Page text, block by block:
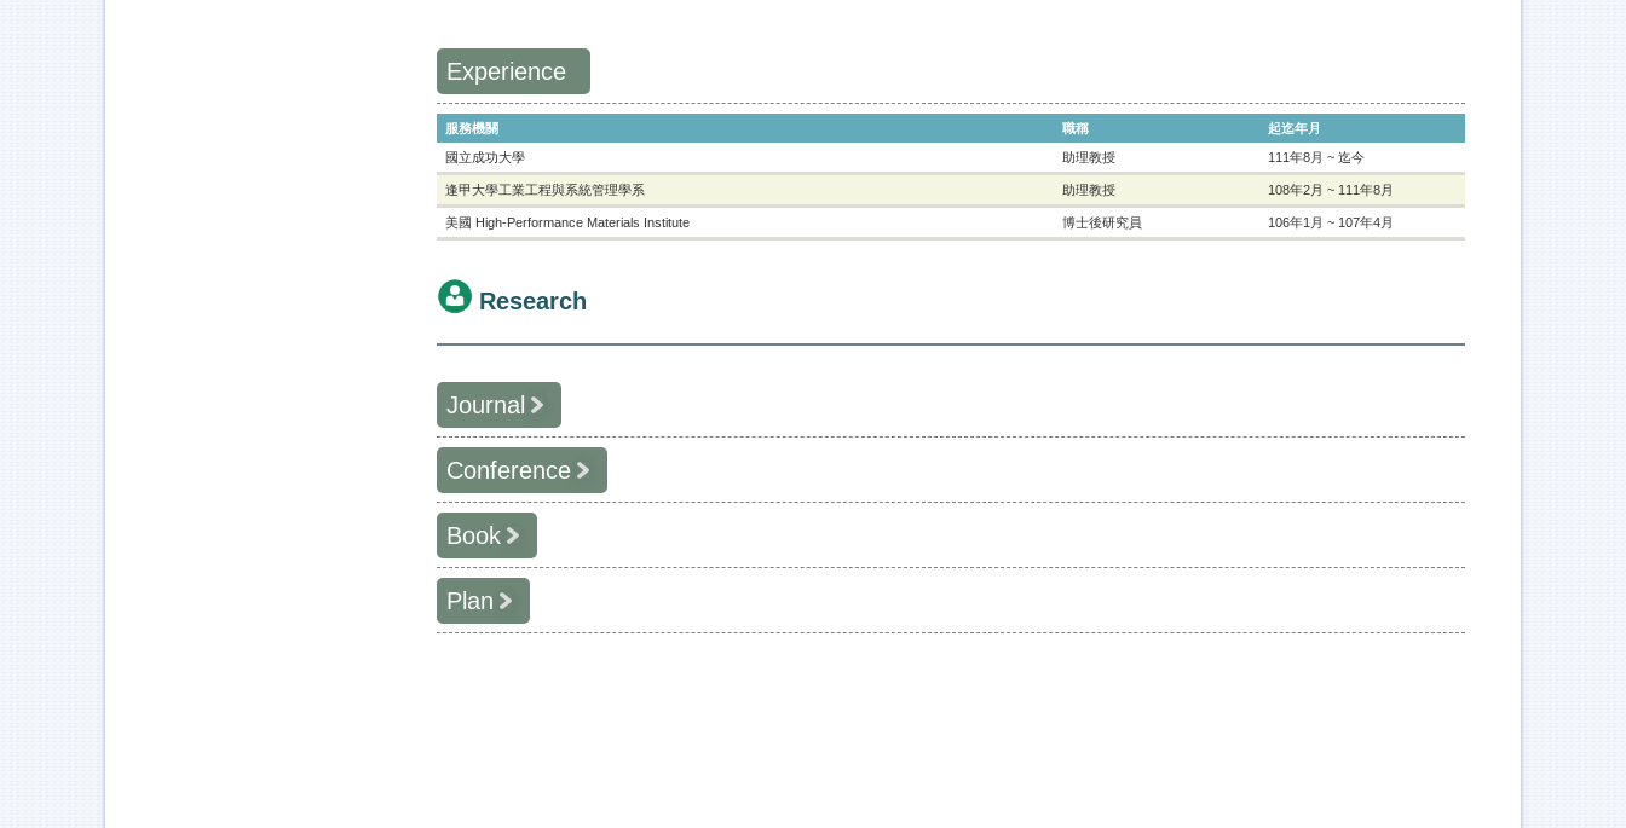
Experience
服務機關 職稱
起迄年月
國立成功大學
助理教授 111年8月 ~ 迄今
逢甲大學工業工程與系統管理學系 助理教授 108年2月 ~ 111年8月
美國 High-Performance Materials Institute 博士後研究員 106年1月 ~ 107年4月
Research
Journal
Conference
Book
Plan